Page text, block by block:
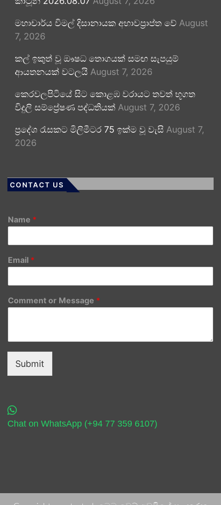
මහාචාර්ය විමල් දිසානායක අභාවප්‍රාප්ත වේ August
7, 2026
කල් ඉකුත් වූ ඖෂධ තොගයක් සමඟ සැපයුම්
ආයතනයක් වටලයි August 7, 2026
කෙරවලපිටියේ සිට කොළඹ වරායට තවත් භූගත
විදුලි සම්ප්‍රේෂණ පද්ධතියක් August 7, 2026
ප්‍රදේශ රැසකට මිලිමීටර 75 ඉක්ම වූ වැසි August 7,
2026
CONTACT US
Name *
Email *
Comment or Message *
Submit
Chat on WhatsApp (+94 77 359 6107)